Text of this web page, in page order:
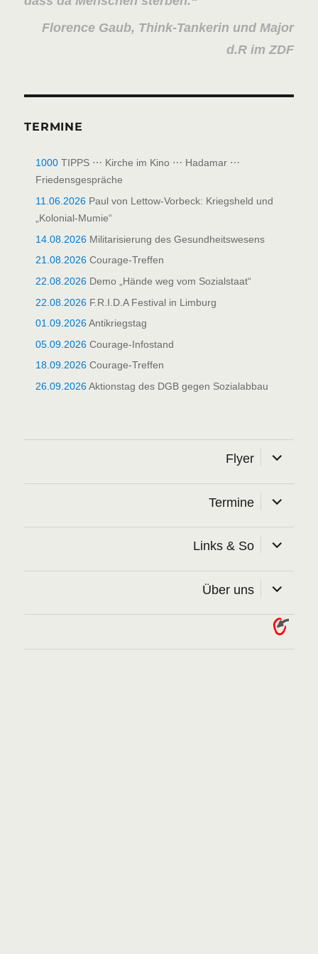
Florence Gaub, Think-Tankerin und Major
d.R im ZDF
TERMINE
1000 TIPPS ⋯ Kirche im Kino ⋯ Hadamar ⋯
Friedensgespräche
11.06.2026 Paul von Lettow-Vorbeck: Kriegsheld und
„Kolonial-Mumie“
14.08.2026 Militarisierung des Gesundheitswesens
21.08.2026 Courage-Treffen
22.08.2026 Demo „Hände weg vom Sozialstaat“
22.08.2026 F.R.I.D.A Festival in Limburg
01.09.2026Antikriegstag
05.09.2026 Courage-Infostand
18.09.2026 Courage-Treffen
26.09.2026Aktionstag des DGB gegen Sozialabbau
Flyer öffnen
Termine öffnen
Links & So öffnen
Über uns öffnen